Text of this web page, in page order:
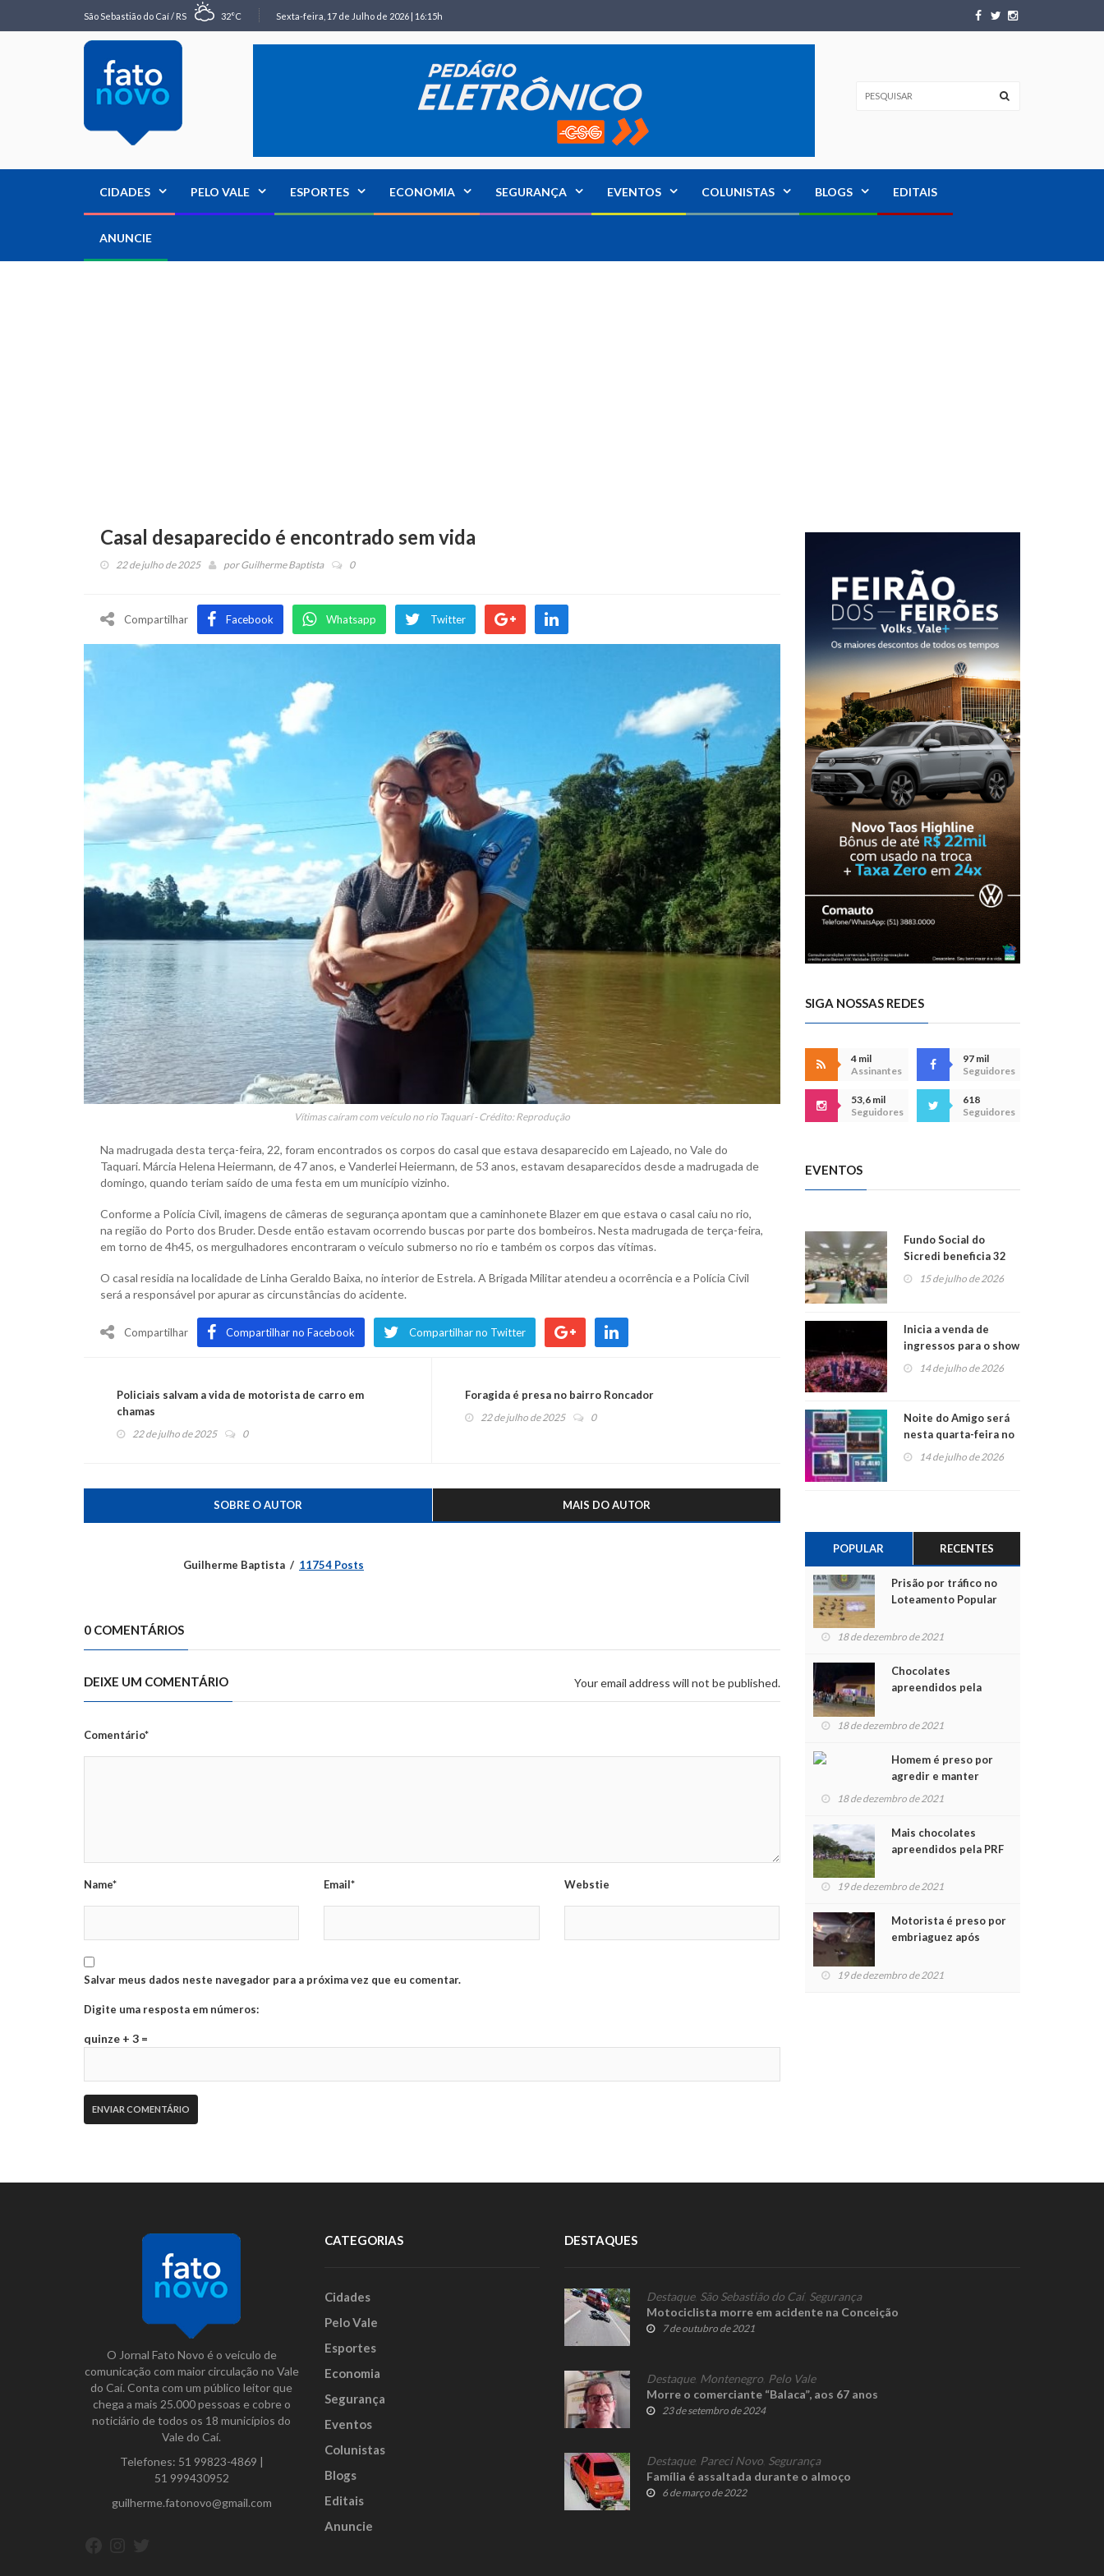
São Sebastião do Caí / RS 32°C Sexta-feira, 17 de Julho de 2026 | 16:15h
CIDADES PELO VALE ESPORTES ECONOMIA SEGURANÇA EVENTOS COLUNISTAS BLOGS EDITAIS
ANUNCIE
Casal desaparecido é encontrado sem vida
22 de julho de 2025 porGuilherme Baptista 0
Compartilhar Facebook Whatsapp Twitter
Vítimas caíram com veículo no rio Taquarí - Crédito: Reprodução
Na madrugada desta terça-feira, 22, foram encontrados os corpos do casal que estava desaparecido em Lajeado, no Vale do
Taquari. Márcia Helena Heiermann, de 47 anos, e Vanderlei Heiermann, de 53 anos, estavam desaparecidos desde a madrugada de
domingo, quando teriam saído de uma festa em um município vizinho.
Conforme a Polícia Civil, imagens de câmeras de segurança apontam que a caminhonete Blazer em que estava o casal caiu no rio,
na região do Porto dos Bruder. Desde então estavam ocorrendo buscas por parte dos bombeiros. Nesta madrugada de terça-feira,
em torno de 4h45, os mergulhadores encontraram o veículo submerso no rio e também os corpos das vítimas.
O casal residia na localidade de Linha Geraldo Baixa, no interior de Estrela. A Brigada Militar atendeu a ocorrência e a Polícia Civil
será a responsável por apurar as circunstâncias do acidente.
Compartilhar Compartilhar no Facebook Compartilhar no Twitter
Policiais salvam a vida de motorista de carro em
chamas
22 de julho de 2025 0
Foragida é presa no bairro Roncador
22 de julho de 2025 0
SOBRE O AUTOR MAIS DO AUTOR
Guilherme Baptista 11754 Posts
0 COMENTÁRIOS
DEIXE UM COMENTÁRIO Your email address will not be published.
Comentário*
Name* Email* Webstie
Salvar meus dados neste navegador para a próxima vez que eu comentar.
Digite uma resposta em números:
quinze + 3 =
SIGA NOSSAS REDES
4 mil
Assinantes
97 mil
Seguidores
53,6 mil
Seguidores
618
Seguidores
EVENTOS
Fundo Social do
Sicredi beneficia 32
projetos em
15 de julho de 2026
Inicia a venda de
ingressos para o show
do Jota Quest nos 45
anos da Sicredi Ouro
14 de julho de 2026
Noite do Amigo será
nesta quarta-feira no
Centro de Cultura de
14 de julho de 2026
POPULAR RECENTES
Prisão por tráfico no
Loteamento Popular
18 de dezembro de 2021
Chocolates
apreendidos pela
para crianças na
18 de dezembro de 2021
Homem é preso por
agredir e manter
mulher em cárcere
18 de dezembro de 2021
Mais chocolates
apreendidos pela PRF
crianças no Natal
19 de dezembro de 2021
Motorista é preso por
embriaguez após
feridos
19 de dezembro de 2021
O Jornal Fato Novo é o veículo de
comunicação com maior circulação no Vale
do Caí. Conta com um público leitor que
chega a mais 25.000 pessoas e cobre o
noticiário de todos os 18 municípios do
Vale do Caí.
Telefones: 51 99823-4869 |
51 999430952
guilherme.fatonovo@gmail.com
CATEGORIAS
Cidades
Pelo Vale
Esportes
Economia
Segurança
Eventos
Colunistas
Blogs
Editais
Anuncie
DESTAQUES
Destaque, São Sebastião do Caí, Segurança
Motociclista morre em acidente na Conceição
7 de outubro de 2021
Destaque, Montenegro Pelo Vale
Morre o comerciante “Balaca”, aos 67 anos
23 de setembro de 2024
Destaque, Pareci Novo Segurança
Família é assaltada durante o almoço
6 de março de 2022